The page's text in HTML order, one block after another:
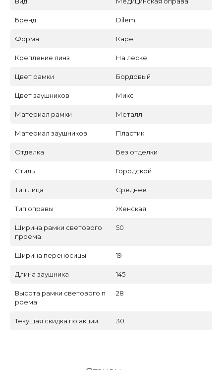
Бренд Dilem
Форма Каре
Крепление линз На леске
Цвет рамки Бордовый
Цвет заушников Микс
Материал рамки Металл
Материал заушников Пластик
Отделка Без отделки
Стиль Городской
Тип лица Среднее
Тип оправы Женская
Ширина рамки светового
проема
50
Ширина переносицы 19
Длина заушника 145
Высота рамки светового п
роема
28
Текущая скидка по акции 30